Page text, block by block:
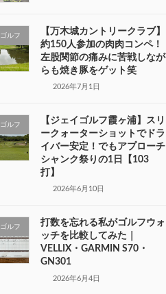
ゴルフ
【万木城カントリークラブ】
約150人参加の肉肉コンペ！
左股関節の痛みに苦戦しなが
らも焼き豚をゲット笑
2026年7月1日
ゴルフ
【ジェイゴルフ霞ヶ浦】スリ
ークォーターショットでドラ
イバー安定！でもアプローチ
シャンク祭りの1日【103
打】
2026年6月10日
ゴルフ
打数を忘れる私がゴルフウォ
ッチを比較してみた｜
VELLIX・GARMIN S70・
GN301
2026年6月4日